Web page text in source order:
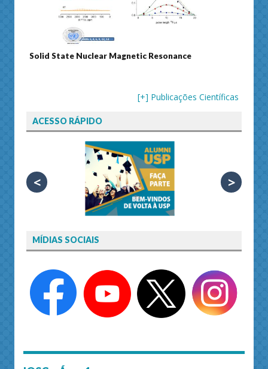
Solid State Nuclear Magnetic Resonance
[+] Publicações Científicas
ACESSO RÁPIDO
< >
MÍDIAS SOCIAIS